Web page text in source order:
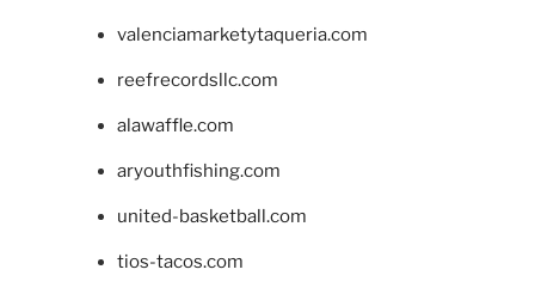
valenciamarketytaqueria.com
reefrecordsllc.com
alawaffle.com
aryouthfishing.com
united-basketball.com
tios-tacos.com